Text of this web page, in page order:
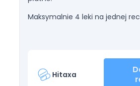
Maksymalnie 4 leki na jednej
Hitaxa